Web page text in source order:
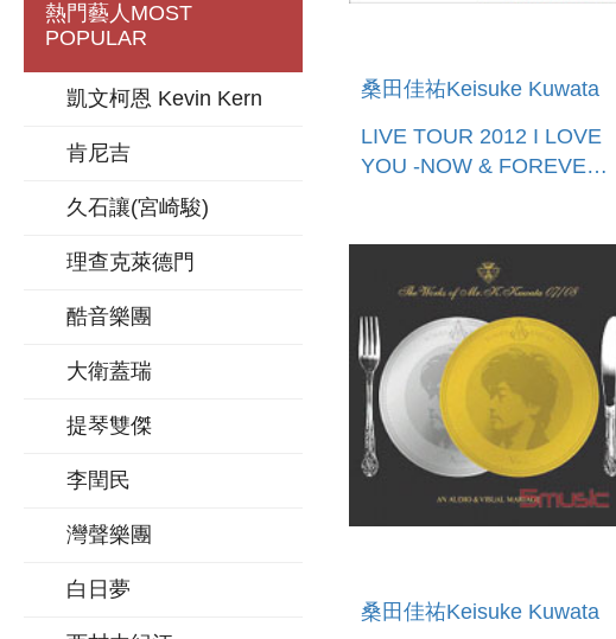
熱門藝人 MOST
POPULAR
凱文柯恩 Kevin Kern
肯尼吉
久石讓(宮崎駿)
理查克萊德門
酷音樂團
大衛蓋瑞
提琴雙傑
李閏民
灣聲樂團
白日夢
桑田佳祐Keisuke Kuwata
LIVE TOUR 2012 I LOVE
YOU -NOW & FOREVER-
桑田佳祐Keisuke Kuwata